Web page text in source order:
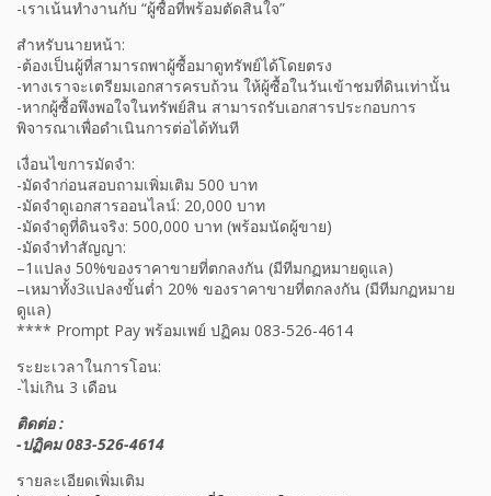
-เราเน้นทำงานกับ “ผู้ซื้อที่พร้อมตัดสินใจ”
สำหรับนายหน้า:
-ต้องเป็นผู้ที่สามารถพาผู้ซื้อมาดูทรัพย์ได้โดยตรง
-ทางเราจะเตรียมเอกสารครบถ้วน ให้ผู้ซื้อในวันเข้าชมที่ดินเท่านั้น
-หากผู้ซื้อพึงพอใจในทรัพย์สิน สามารถรับเอกสารประกอบการ
พิจารณาเพื่อดำเนินการต่อได้ทันที
เงื่อนไขการมัดจำ:
-มัดจำก่อนสอบถามเพิ่มเติม 500 บาท
-มัดจำดูเอกสารออนไลน์: 20,000 บาท
-มัดจำดูที่ดินจริง: 500,000 บาท (พร้อมนัดผู้ขาย)
-มัดจำทำสัญญา:
–1แปลง 50%ของราคาขายที่ตกลงกัน (มีทีมกฏหมายดูแล)
–เหมาทั้ง3แปลงขั้นต่ำ 20% ของราคาขายที่ตกลงกัน (มีทีมกฏหมาย
ดูแล)
**** Prompt Pay พร้อมเพย์ ปฏิคม 083-526-4614
ระยะเวลาในการโอน:
-ไม่เกิน 3 เดือน
ติดต่อ :
-ปฏิคม 083-526-4614
รายละเอียดเพิ่มเติม